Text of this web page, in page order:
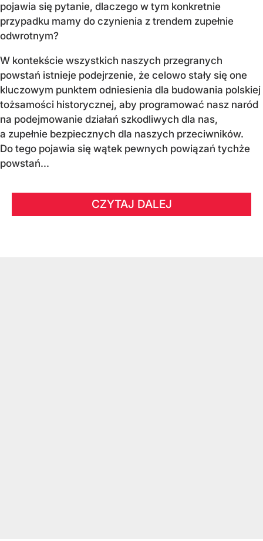
pojawia się pytanie, dlaczego w tym konkretnie
przypadku mamy do czynienia z trendem zupełnie
odwrotnym?
W kontekście wszystkich naszych przegranych
powstań istnieje podejrzenie, że celowo stały się one
kluczowym punktem odniesienia dla budowania polskiej
tożsamości historycznej, aby programować nasz naród
na podejmowanie działań szkodliwych dla nas,
a zupełnie bezpiecznych dla naszych przeciwników.
Do tego pojawia się wątek pewnych powiązań tychże
powstań...
CZYTAJ DALEJ